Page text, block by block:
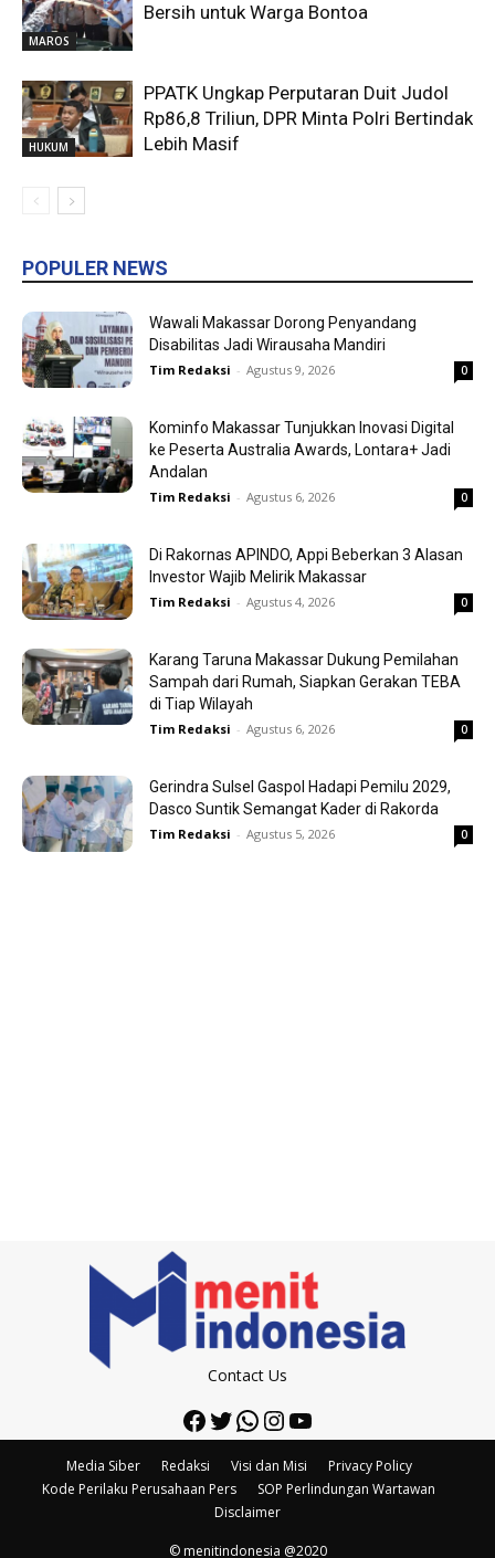
MAROS
Bersih untuk Warga Bontoa
HUKUM
PPATK Ungkap Perputaran Duit Judol
Rp86,8 Triliun, DPR Minta Polri Bertindak
Lebih Masif
POPULER NEWS
Wawali Makassar Dorong Penyandang
Disabilitas Jadi Wirausaha Mandiri
Tim Redaksi - Agustus 9, 2026 0
Kominfo Makassar Tunjukkan Inovasi Digital
ke Peserta Australia Awards, Lontara+ Jadi
Andalan
Tim Redaksi - Agustus 6, 2026 0
Di Rakornas APINDO, Appi Beberkan 3 Alasan
Investor Wajib Melirik Makassar
Tim Redaksi - Agustus 4, 2026 0
Karang Taruna Makassar Dukung Pemilahan
Sampah dari Rumah, Siapkan Gerakan TEBA
di Tiap Wilayah
Tim Redaksi - Agustus 6, 2026 0
Gerindra Sulsel Gaspol Hadapi Pemilu 2029,
Dasco Suntik Semangat Kader di Rakorda
Tim Redaksi - Agustus 5, 2026 0
Contact Us
Facebook
Twitter
WhatsApp
Instagram
YouTube
Media Siber Redaksi Visi dan Misi
Privacy Policy
Kode Perilaku Perusahaan Pers
SOP Perlindungan Wartawan
Disclaimer
© menitindonesia @2020